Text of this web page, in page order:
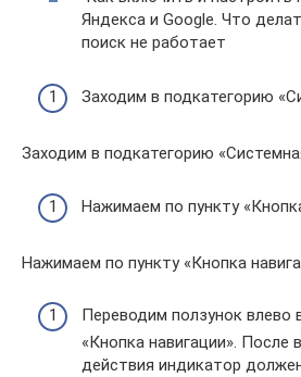
Яндекса и Google. Что
поиск не работает
Заходим в подкатегорию
Заходим в подкатегорию
Нажимаем по пункту
Нажимаем по пункту «Кнопка
Переводим ползунок влево
«Кнопка навигации». После
действия индикатор